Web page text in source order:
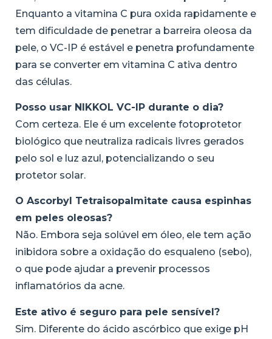
Enquanto a vitamina C pura oxida rapidamente e
tem dificuldade de penetrar a barreira oleosa da
pele, o VC-IP é estável e penetra profundamente
para se converter em vitamina C ativa dentro
das células.
Posso usar NIKKOL VC-IP durante o dia?
Com certeza. Ele é um excelente fotoprotetor
biológico que neutraliza radicais livres gerados
pelo sol e luz azul, potencializando o seu
protetor solar.
O Ascorbyl Tetraisopalmitate causa espinhas
em peles oleosas?
Não. Embora seja solúvel em óleo, ele tem ação
inibidora sobre a oxidação do esqualeno (sebo),
o que pode ajudar a prevenir processos
inflamatórios da acne.
Este ativo é seguro para pele sensível?
Sim. Diferente do ácido ascórbico que exige pH